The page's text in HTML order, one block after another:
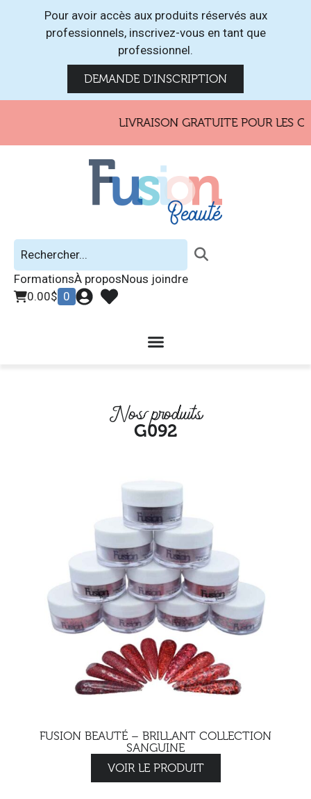
Pour avoir accès aux produits réservés aux
professionnels, inscrivez-vous en tant que
professionnel.
DEMANDE D'INSCRIPTION
LIVRAISON GRATUITE POUR LES
FormationsÀ proposNous joindre
0.00$ 0
Nos produits
G092
FUSION BEAUTÉ – BRILLANT COLLECTION
SANGUINE
VOIR LE PRODUIT